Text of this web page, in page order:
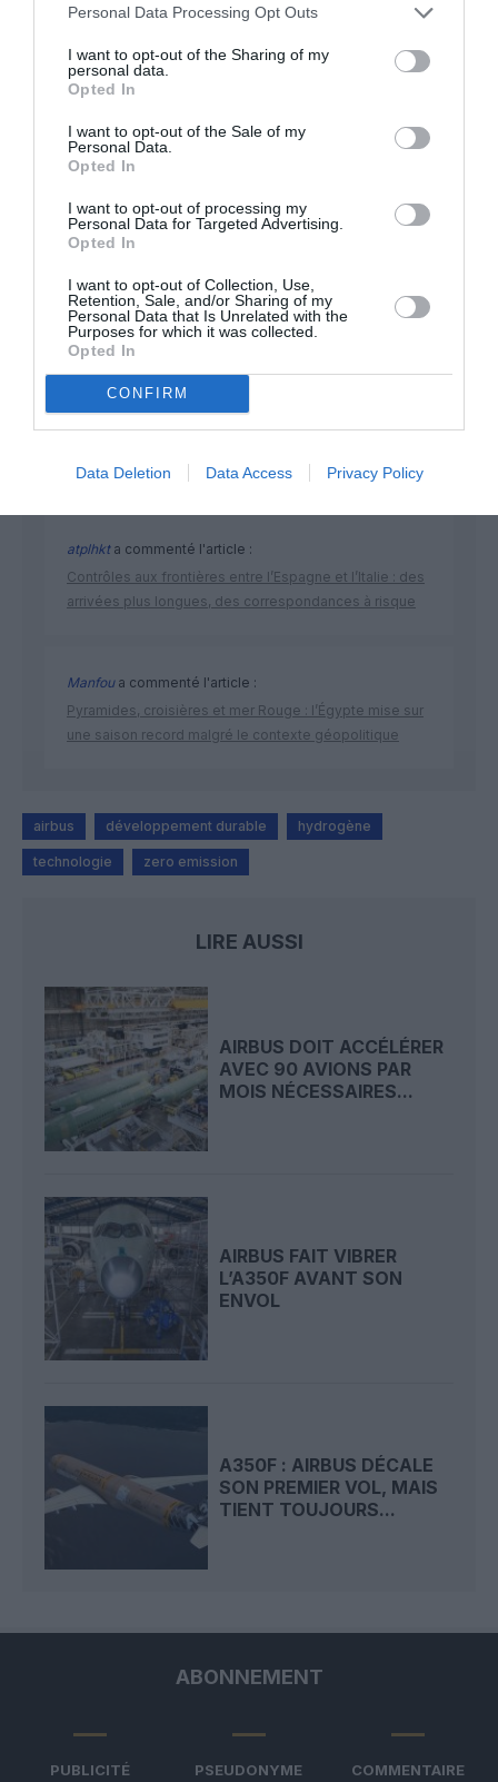
Personal Data Processing Opt Outs
I want to opt-out of the Sharing of my
personal data.
Opted In
I want to opt-out of the Sale of my
Personal Data.
Opted In
I want to opt-out of processing my
Personal Data for Targeted Advertising.
Opted In
I want to opt-out of Collection, Use,
Retention, Sale, and/or Sharing of my
Personal Data that Is Unrelated with the
Purposes for which it was collected.
Opted In
CONFIRM
Data Deletion Data Access Privacy Policy
Appel aux lecteurs !
Soutenez Air Journal participez
développement !
NOUS SOUTENIR
DERNIERS COMMENTAIRES
atplhkta commenté l'article :
Contrôles aux frontières entre l’Espagne et l’Italie : des
arrivées plus longues, des correspondances à risque
Manfoua commenté l'article :
Pyramides, croisières et mer Rouge : l’Égypte mise sur
une saison record malgré le contexte géopolitique
airbus développement durable hydrogène
technologie zero emission
LIRE AUSSI
AIRBUS DOIT ACCÉLÉRER
AVEC 90 AVIONS PAR
MOIS NÉCESSAIRES...
AIRBUS FAIT VIBRER
L’A350F AVANT SON
ENVOL
A350F : AIRBUS DÉCALE
SON PREMIER VOL, MAIS
TIENT TOUJOURS...
ABONNEMENT
PUBLICITÉ
PSEUDONYME
COMMENTAIRE